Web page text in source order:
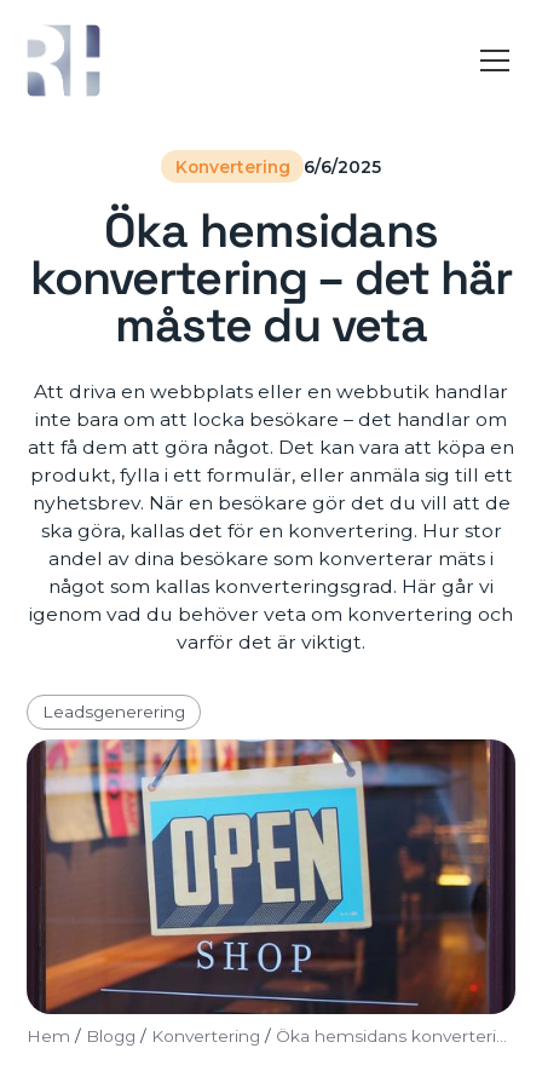
Konvertering 6/6/2025
Öka hemsidans
konvertering – det här
måste du veta
Att driva en webbplats eller en webbutik handlar
inte bara om att locka besökare – det handlar om
att få dem att göra något. Det kan vara att köpa en
produkt, fylla i ett formulär, eller anmäla sig till ett
nyhetsbrev. När en besökare gör det du vill att de
ska göra, kallas det för en konvertering. Hur stor
andel av dina besökare som konverterar mäts i
något som kallas konverteringsgrad. Här går vi
igenom vad du behöver veta om konvertering och
varför det är viktigt.
Leadsgenerering
Hem / Blogg / Konvertering / Öka hemsidans konvertering – det här måste du veta